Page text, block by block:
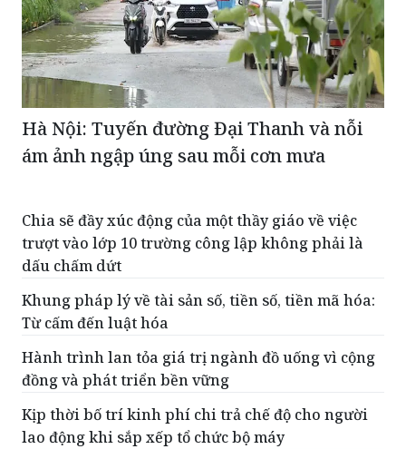
Hà Nội: Tuyến đường Đại Thanh và nỗi
ám ảnh ngập úng sau mỗi cơn mưa
Chia sẽ đầy xúc động của một thầy giáo về việc
trượt vào lớp 10 trường công lập không phải là
dấu chấm dứt
Khung pháp lý về tài sản số, tiền số, tiền mã hóa:
Từ cấm đến luật hóa
Hành trình lan tỏa giá trị ngành đồ uống vì cộng
đồng và phát triển bền vững
Kịp thời bố trí kinh phí chi trả chế độ cho người
lao động khi sắp xếp tổ chức bộ máy